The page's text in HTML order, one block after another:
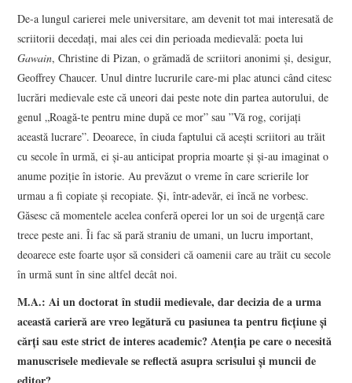
De-a lungul carierei mele universitare, am devenit tot mai interesată de
scriitorii decedaţi, mai ales cei din perioada medievală: poeta lui
Gawain, Christine di Pizan, o grămadă de scriitori anonimi şi, desigur,
Geoffrey Chaucer. Unul dintre lucrurile care-mi plac atunci când citesc
lucrări medievale este că uneori dai peste note din partea autorului, de
genul „Roagă-te pentru mine după ce mor” sau ”Vă rog, corijaţi
această lucrare”. Deoarece, în ciuda faptului că aceşti scriitori au trăit
cu secole în urmă, ei şi-au anticipat propria moarte şi şi-au imaginat o
anume poziţie în istorie. Au prevăzut o vreme în care scrierile lor
urmau a fi copiate şi recopiate. Şi, într-adevăr, ei încă ne vorbesc.
Găsesc că momentele acelea conferă operei lor un soi de urgenţă care
trece peste ani. Îi fac să pară straniu de umani, un lucru important,
deoarece este foarte uşor să consideri că oamenii care au trăit cu secole
în urmă sunt în sine altfel decât noi.
M.A.: Ai un doctorat în studii medievale, dar decizia de a urma
această carieră are vreo legătură cu pasiunea ta pentru ficţiune şi
cărţi sau este strict de interes academic? Atenţia pe care o necesită
manuscrisele medievale se reflectă asupra scrisului şi muncii de